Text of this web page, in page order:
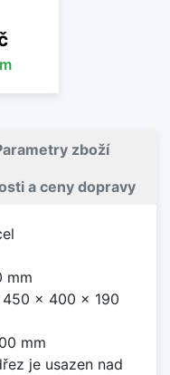
zboží
a ceny dopravy
mm
450 x 400 x 190
mm
je usazen nad